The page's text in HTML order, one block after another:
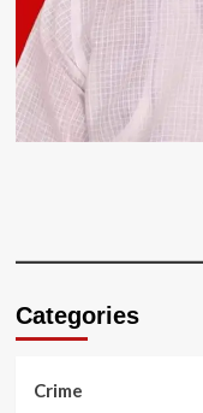
Categories
Crime